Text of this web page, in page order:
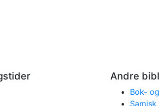
Andre
Bok-